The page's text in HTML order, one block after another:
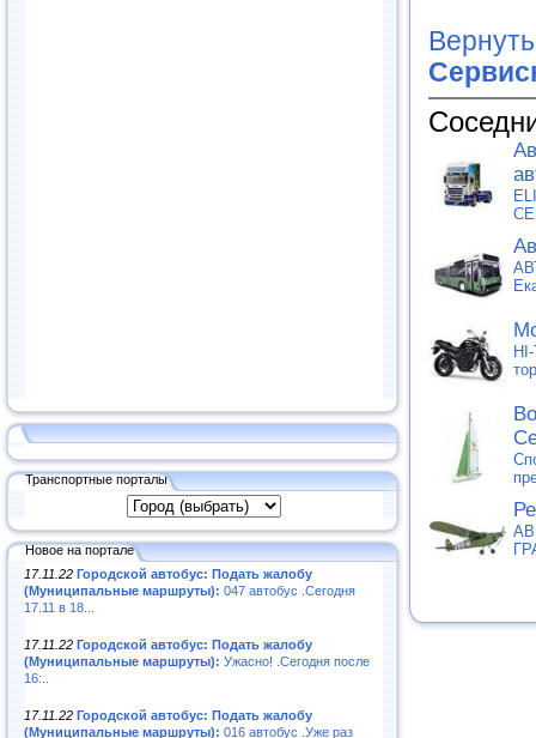
Транспортные порталы
Новое на портале
17.11.22 Городской автобус: Подать жалобу
(Муниципальные маршруты): 047 автобус .Сегодня
17.11 в 18...
17.11.22 Городской автобус: Подать жалобу
(Муниципальные маршруты): Ужасно! .Сегодня после
16:..
17.11.22 Городской автобус: Подать жалобу
(Муниципальные маршруты): 016 автобус .Уже раз